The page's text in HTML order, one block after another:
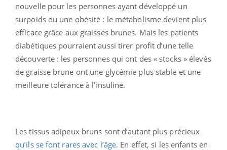
nouvelle pour les personnes ayant développé un
surpoids ou une obésité : le métabolisme devient plus
efficace grâce aux graisses brunes. Mais les patients
diabétiques pourraient aussi tirer profit d’une telle
découverte : les personnes qui ont des « stocks » élevés
de graisse brune ont une glycémie plus stable et une
meilleure tolérance à l’insuline.
Les tissus adipeux bruns sont d’autant plus précieux
qu’ils se font rares avec l’âge. En effet, si les enfants en